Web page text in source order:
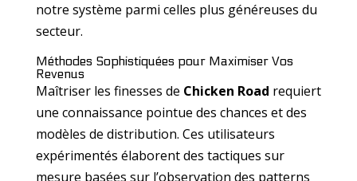
notre système parmi celles plus généreuses du
secteur.
Méthodes Sophistiquées pour Maximiser Vos
Revenus
Maîtriser les finesses de Chicken Road requiert
une connaissance pointue des chances et des
modèles de distribution. Ces utilisateurs
expérimentés élaborent des tactiques sur
mesure basées sur l’observation des patterns